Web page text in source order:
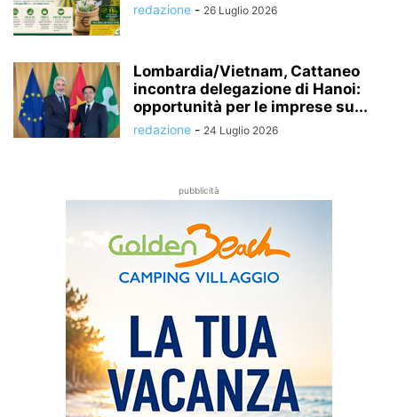
redazione - 26 Luglio 2026
Lombardia/Vietnam, Cattaneo
incontra delegazione di Hanoi:
opportunità per le imprese su...
redazione - 24 Luglio 2026
pubblicità